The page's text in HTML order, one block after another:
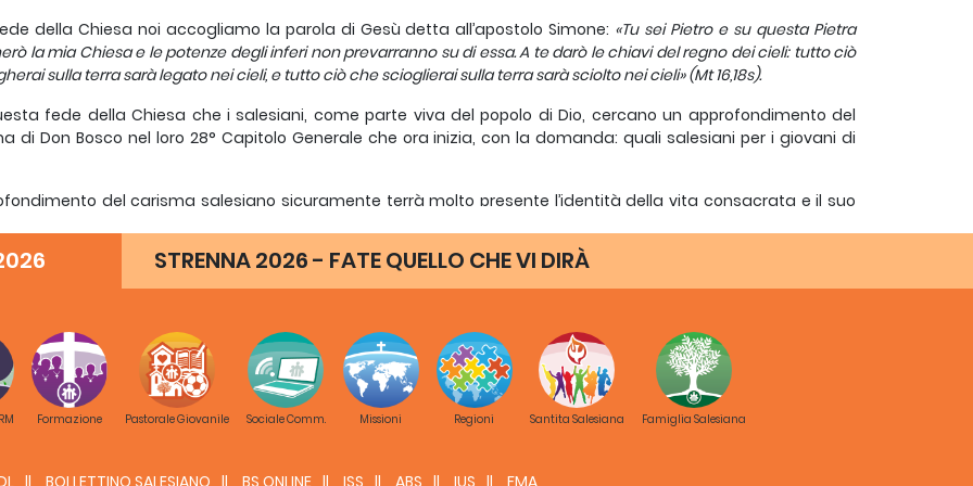
della Chiesa noi accogliamo la parola di Gesù detta all’apostolo Simone: «Tu sei Pietro e su questa Pietra
la mia Chiesa e le potenze degli inferi non prevarranno su di essa. A te darò le chiavi del regno dei cieli: tutto ciò
sulla terra sarà legato nei cieli, e tutto ciò che scioglierai sulla terra sarà sciolto nei cieli» (Mt 16,18s).
fede della Chiesa che i salesiani, come parte viva del popolo di Dio, cercano un approfondimento del
di Don Bosco nel loro 28° Capitolo Generale che ora inizia, con la domanda: quali salesiani per i giovani di
del carisma salesiano sicuramente terrà molto presente l’identità della vita consacrata e il suo
ecclesiale e dei “segni dei tempi” che si manifestano nell’incontro degli uomini e delle donne
il Signore della storia.
difficoltà vissute dalla Chiesa, ci offrono una prova consistente della fedeltà del Signore a quelli che cercano
Vangelo per dare senso e profondità alla sua vita personale, alla comunità e al corpo sociale.
non privo di turbolenze, come sperimentiamo ora nella vita della Chiesa, ma è l’unico cammino
dal momento che le turbolenze sono necessarie, secondo le parole di Papa Francesco, perché la nostra fede
i Padri Conciliari, come Padri nella fede, ci hanno indicato sentieri di luce per questo nostro tempo, nella
STRENNA 2026 - FATE QUELLO CHE VI DIRÀ
Formazione Pastorale Giovanile Sociale Comm. Missioni Regioni Santita Salesiana Famiglia Salesiana